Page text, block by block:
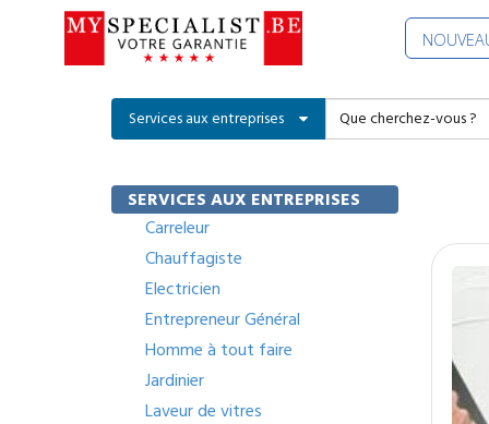
Services aux entreprises
SERVICES AUX ENTREPRISES
Carreleur
Chauffagiste
Electricien
Entrepreneur Général
Homme à tout faire
Jardinier
Laveur de vitres